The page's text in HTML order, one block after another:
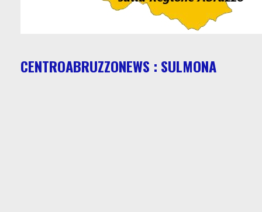
CENTROABRUZZONEWS : SULMONA